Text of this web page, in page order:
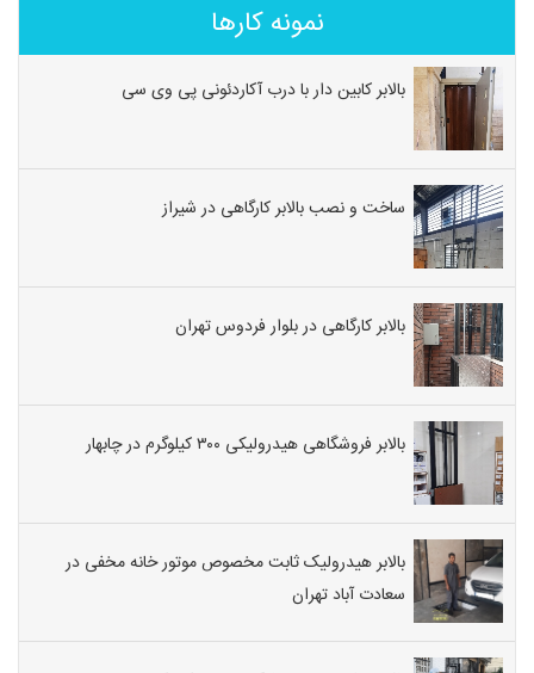
نمونه کارها
بالابر کابین دار با درب آکاردئونی پی وی سی
ساخت و نصب بالابر کارگاهی در شیراز
بالابر کارگاهی در بلوار فردوس تهران
بالابر فروشگاهی هیدرولیکی ۳۰۰ کیلوگرم در چابهار
بالابر هیدرولیک ثابت مخصوص موتور خانه مخفی در
سعادت آباد تهران